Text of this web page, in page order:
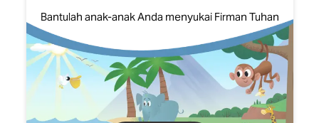
Bantulah anak-anak Anda menyukai Firman Tuhan